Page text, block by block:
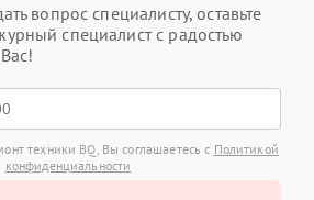
вопрос специалисту, оставьте
специалист с радостью
техники BQ, Вы соглашаетесь с Политикой
конфиденциальности